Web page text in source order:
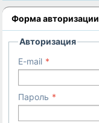
Форма авторизации
Авторизация
E-mail
Пароль